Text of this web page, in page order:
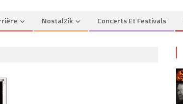
NostalZik Concerts Et Festivals